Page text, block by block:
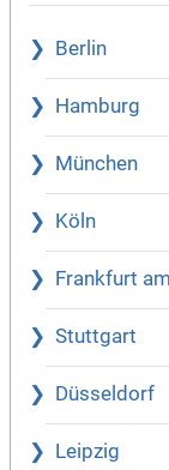
Berlin
Hamburg
München
Köln
Frankfurt
Stuttgart
Düsseldorf
Leipzig